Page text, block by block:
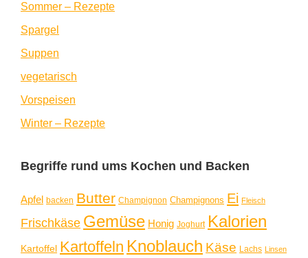
Sommer – Rezepte
Spargel
Suppen
vegetarisch
Vorspeisen
Winter – Rezepte
Begriffe rund ums Kochen und Backen
Apfel backen Butter Champignon Champignons Ei Fleisch
Frischkäse Gemüse Honig Joghurt Kalorien
Kartoffel Kartoffeln Knoblauch Käse Lachs Linsen